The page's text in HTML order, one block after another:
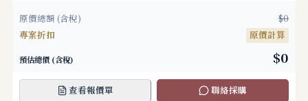
原價總額 (含稅)
$0
專案折扣
原價計算
預估總價 (含稅) $0
查看報價單 聯絡採購